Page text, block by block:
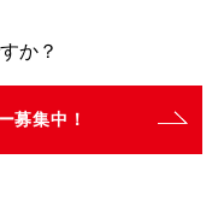
か？
募集中！